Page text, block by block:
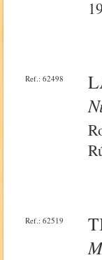
Ref.: 62498
Ref.: 62519